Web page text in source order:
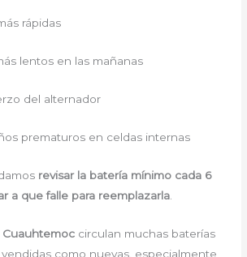
rápidas
lentos en las mañanas
del alternador
prematuros en celdas internas
revisar la batería mínimo cada 6
a que falle para reemplazarla
Cuauhtemoc circulan muchas baterías
como nuevas, especialmente